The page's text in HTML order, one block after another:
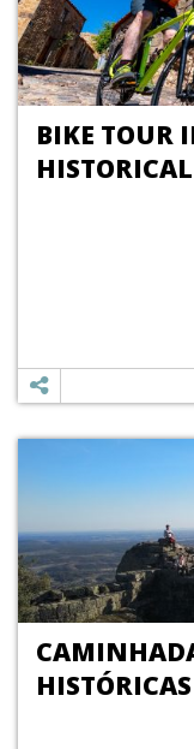
BIKE TOUR